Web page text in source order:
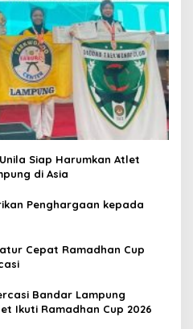
Siap Harumkan Atlet
di Asia
Penghargaan kepada
Cepat Ramadhan Cup
Bandar Lampung
Ikuti Ramadhan Cup 2026